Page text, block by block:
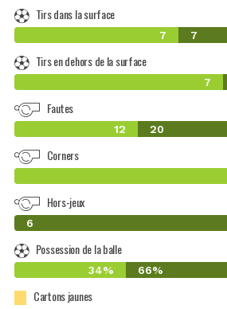
Tirs dans la surface
7 7
Tirs en dehors de la surface
7
Fautes
12 20
Corners
Hors-jeux
0
6
Possession de la balle
34% 66%
Cartons jaunes